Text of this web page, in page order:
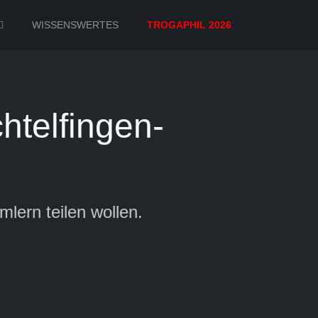
WISSENSWERTES TROGAPHIL 2026
teilen wollen.